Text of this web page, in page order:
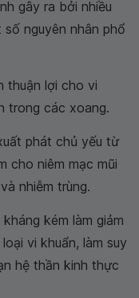
gây ra bởi nhiều
nguyên nhân phổ
thuận lợi cho vi
trong các xoang.
phát chủ yếu từ
cho niêm mạc mũi
nhiễm trùng.
kém làm giảm
vi khuẩn, làm suy
hệ thần kinh thực